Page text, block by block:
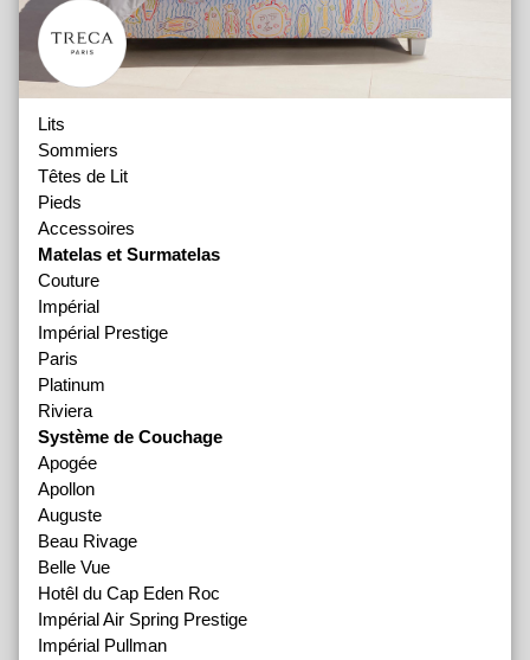
Lits
Sommiers
Têtes de Lit
Pieds
Accessoires
Matelas et Surmatelas
Couture
Impérial
Impérial Prestige
Paris
Platinum
Riviera
Système de Couchage
Apogée
Apollon
Auguste
Beau Rivage
Belle Vue
Hotêl du Cap Eden Roc
Impérial Air Spring Prestige
Impérial Pullman